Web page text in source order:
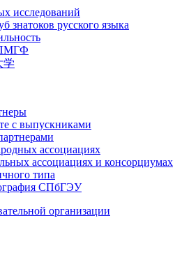
исследований
знатоков русского языка
学
с выпускниками
ассоциациях
ассоциациях и консорциумах
типа
СПбГЭУ
организации